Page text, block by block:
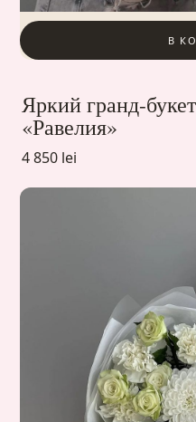
В
Яркий гранд-
«Равелия»
4 850 lei